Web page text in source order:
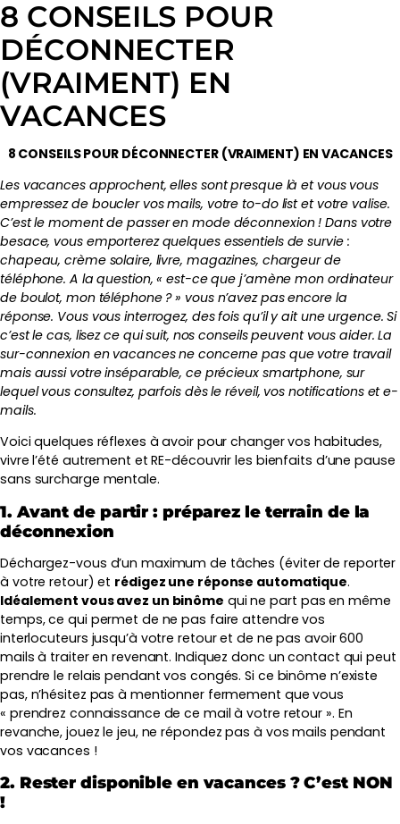
8 CONSEILS POUR
DÉCONNECTER
(VRAIMENT) EN
VACANCES
8 CONSEILS POUR DÉCONNECTER (VRAIMENT) EN VACANCES
Les vacances approchent, elles sont presque là et vous vous
empressez de boucler vos mails, votre to-do list et votre valise.
C’est le moment de passer en mode déconnexion ! Dans votre
besace, vous emporterez quelques essentiels de survie :
chapeau, crème solaire, livre, magazines, chargeur de
téléphone. A la question, « est-ce que j’amène mon ordinateur
de boulot, mon téléphone ? » vous n’avez pas encore la
réponse. Vous vous interrogez, des fois qu’il y ait une urgence. Si
c’est le cas, lisez ce qui suit, nos conseils peuvent vous aider. La
sur-connexion en vacances ne concerne pas que votre travail
mais aussi votre inséparable, ce précieux smartphone, sur
lequel vous consultez, parfois dès le réveil, vos notifications et e-
mails.
Voici quelques réflexes à avoir pour changer vos habitudes,
vivre l’été autrement et RE-découvrir les bienfaits d’une pause
sans surcharge mentale.
1. Avant de partir : préparez le terrain de la
déconnexion
Déchargez-vous d’un maximum de tâches (éviter de reporter
à votre retour) et rédigez une réponse automatique.
Idéalement vous avez un binôme qui ne part pas en même
temps, ce qui permet de ne pas faire attendre vos
interlocuteurs jusqu’à votre retour et de ne pas avoir 600
mails à traiter en revenant. Indiquez donc un contact qui peut
prendre le relais pendant vos congés. Si ce binôme n’existe
pas, n’hésitez pas à mentionner fermement que vous
« prendrez connaissance de ce mail à votre retour ». En
revanche, jouez le jeu, ne répondez pas à vos mails pendant
vos vacances !
2. Rester disponible en vacances ? C’est NON
!